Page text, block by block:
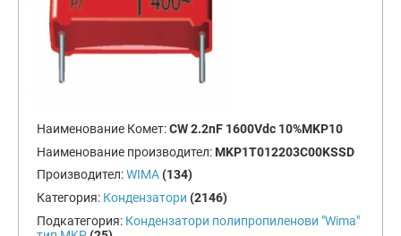
Наименование Комет:CW 2.2nF 1600Vdc 10%MKP10
Наименование производител: MKP1T012203C00KSSD
Производител:WIMA (134)
Категория: Кондензатори (2146)
Подкатегория: Кондензатори полипропиленови "Wima"